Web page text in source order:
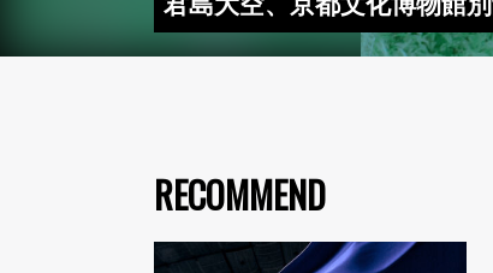
RECOMMEND